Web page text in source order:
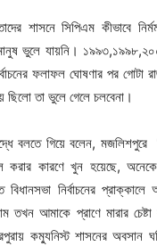
শাসনে সিপিএম কীভাবে
ভুলে যায়নি।
ফলাফল ঘোষণার পর গোটা
ছিলো তা ভুলে গেলে চলবেনা।
বলতে গিয়ে বলেন,
করার কারণে খুন হয়েছে,
নির্বাচনের
তখন আমাকে প্রাণে মারার
কম্যুনিস্ট শাসনের অবসান